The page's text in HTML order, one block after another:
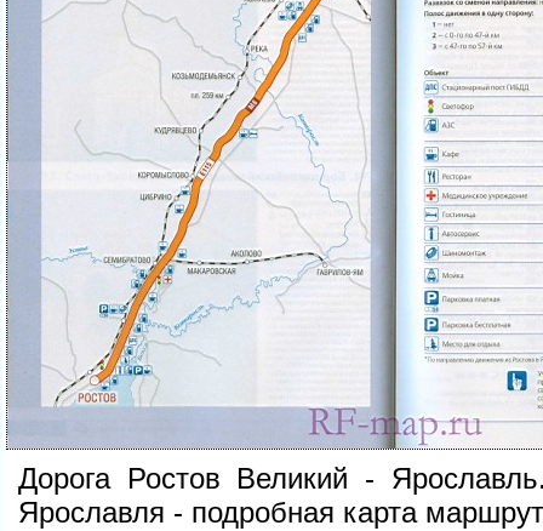
Дорога Ростов Великий -
Ярославля - подробная карта